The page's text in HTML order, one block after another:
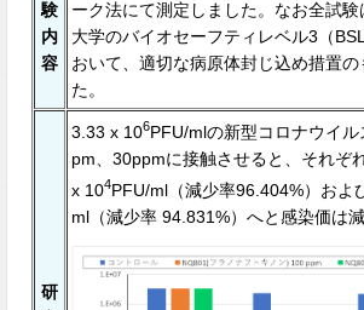
験
内
容
ーク法にて測定しました。なお全試
大学のバイオセーフティレベル3（
おいて、適切な病原体封じ込め措置の
た。
研
3.33 x 106PFU/mlの新型コロナウイ
pm、30ppmに接触させると、それぞ
x 104PFU/ml（減少率96.404%）およ
ml（減少率 94.831%）へと感染価は減